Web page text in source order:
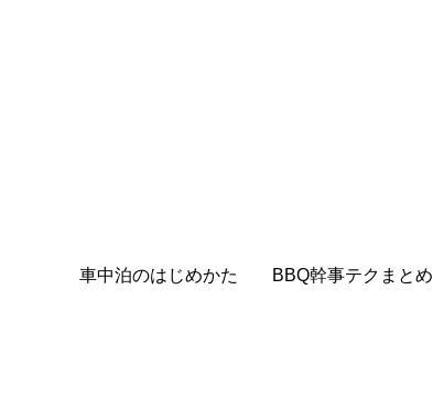
車中泊のはじめかた BBQ幹事テクまとめ